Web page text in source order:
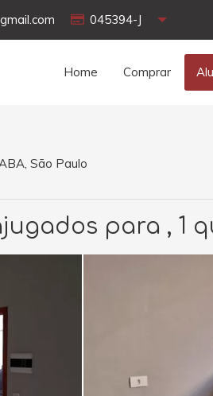
045394-J
Home Comprar
São Paulo
para , 1